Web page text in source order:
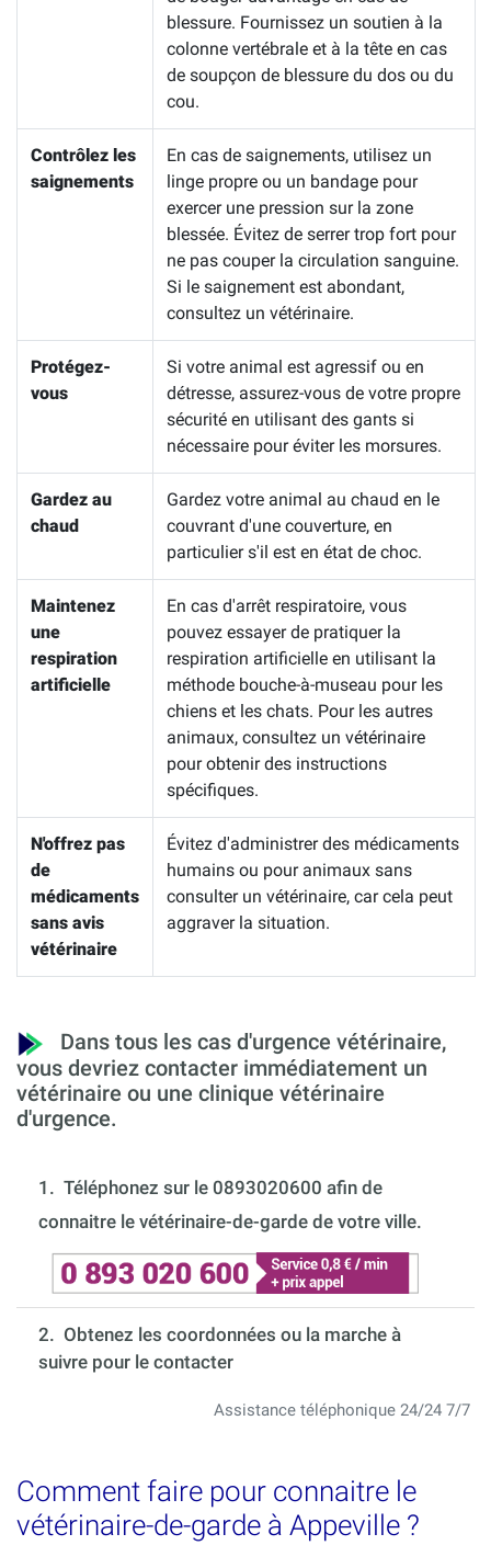
blessure. Fournissez un soutien à la
colonne vertébrale et à la tête en cas
de soupçon de blessure du dos ou du
cou.
Contrôlez les
saignements
En cas de saignements, utilisez un
linge propre ou un bandage pour
exercer une pression sur la zone
blessée. Évitez de serrer trop fort pour
ne pas couper la circulation sanguine.
Si le saignement est abondant,
consultez un vétérinaire.
Protégez-
vous
Si votre animal est agressif ou en
détresse, assurez-vous de votre propre
sécurité en utilisant des gants si
nécessaire pour éviter les morsures.
Gardez au
chaud
Gardez votre animal au chaud en le
couvrant d'une couverture, en
particulier s'il est en état de choc.
Maintenez
une
respiration
artificielle
En cas d'arrêt respiratoire, vous
pouvez essayer de pratiquer la
respiration artificielle en utilisant la
méthode bouche-à-museau pour les
chiens et les chats. Pour les autres
animaux, consultez un vétérinaire
pour obtenir des instructions
spécifiques.
N'offrez pas
de
médicaments
sans avis
vétérinaire
Évitez d'administrer des médicaments
humains ou pour animaux sans
consulter un vétérinaire, car cela peut
aggraver la situation.
Dans tous les cas d'urgence vétérinaire,
vous devriez contacter immédiatement un
vétérinaire ou une clinique vétérinaire
d'urgence.
1. Téléphonez sur le 0893020600 afin de
connaitre le vétérinaire-de-garde de votre ville.
2. Obtenez les coordonnées ou la marche à
suivre pour le contacter
Assistance téléphonique 24/24 7/7
Comment faire pour connaitre le
vétérinaire-de-garde à Appeville ?